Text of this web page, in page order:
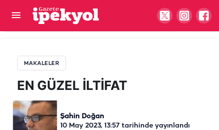
MAKALELER
EN GÜZEL İLTİFAT
Şahin Doğan
10 May 2023, 13:57 tarihinde yayınlandı
EN GÜZEL İLTİFAT